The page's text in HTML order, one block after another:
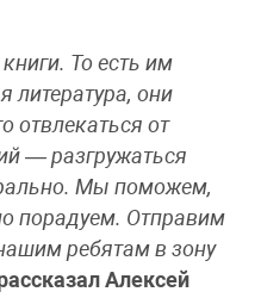
То есть им
литература, они
отвлекаться от
— разгружаться
Мы поможем,
порадуем. Отправим
ребятам в зону
Алексей